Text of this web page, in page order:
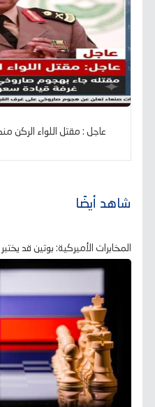
عاجل : مقتل اللواء الركن
شاهد أيضًا
المخابرات الأميركية: بوتين قد